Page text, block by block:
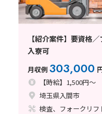
【紹介案件】要資格
入寮可
月収例 303,000
【時給】1,500円～
埼玉県入間市
検査、フォークリフ